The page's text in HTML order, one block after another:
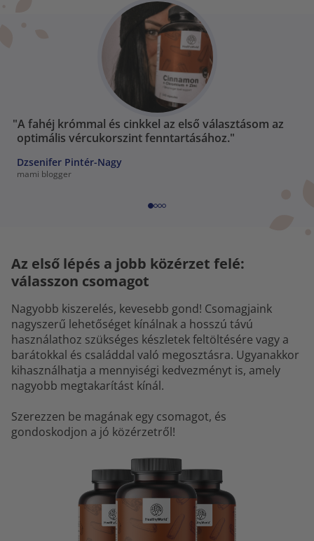
"A fahéj krómmal és cinkkel az első választásom az
optimális vércukorszint fenntartásához."
Dzsenifer Pintér-Nagy
mami blogger
Az első lépés a jobb közérzet felé:
válasszon csomagot
Nagyobb kiszerelés, kevesebb gond! Csomagjaink
nagyszerű lehetőséget kínálnak a hosszú távú
használathoz szükséges készletek feltöltésére vagy a
barátokkal és családdal való megosztásra. Ugyanakkor
kihasználhatja a mennyiségi kedvezményt is, amely
nagyobb megtakarítást kínál.
Szerezzen be magának egy csomagot, és
gondoskodjon a jó közérzetről!